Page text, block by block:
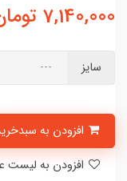
7,140,000
سایز